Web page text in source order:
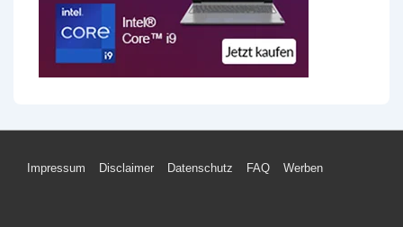
Footer-
Impressum Disclaimer Datenschutz FAQ Werben